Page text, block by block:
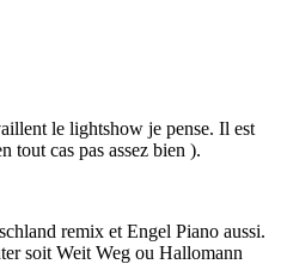
le lightshow je pense. Il est
tout cas pas assez bien ).
remix et Engel Piano aussi.
soit Weit Weg ou Hallomann